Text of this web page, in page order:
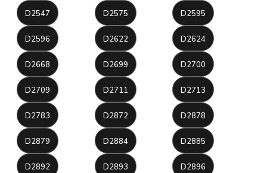
D2547 D2575 D2595
D2596 D2622 D2624
D2668 D2699 D2700
D2709 D2711 D2713
D2783 D2872 D2878
D2879 D2884 D2885
D2892 D2893 D2896